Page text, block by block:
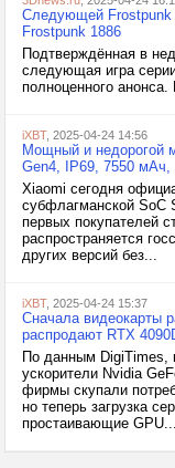
Следующей Frostpunk
Frostpunk 1886
Подтверждённая в
следующая игра
полноценного
iXBT, 2025-04-24 14:56
Мощный и недорогой
Gen4, IP69, 7550
Xiaomi сегодня
субфлагманской SoC
первых покупателей
распространяется
других версий без...
iXBT, 2025-04-24 15:37
Сначала видеокарты
распродают RTX
По данным DigiTimes,
ускорители Nvidia
фирмы скупали
но теперь загрузка
простаивающие